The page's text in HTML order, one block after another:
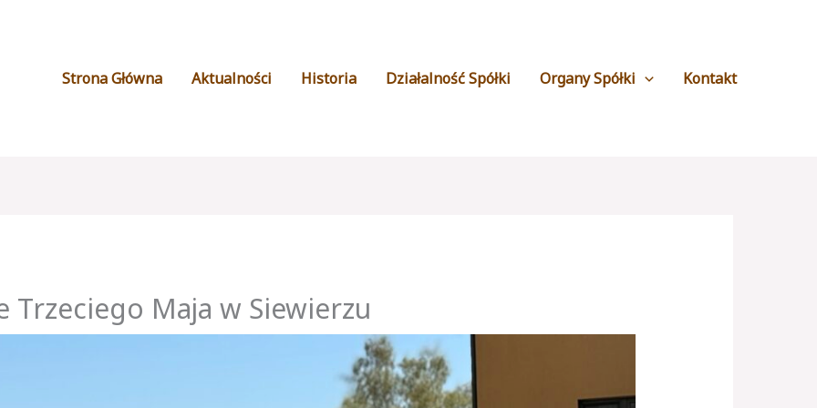
Strona Główna
Aktualności Historia Działalność Spółki Organy Spółki Kontakt
Trzeciego Maja w Siewierzu